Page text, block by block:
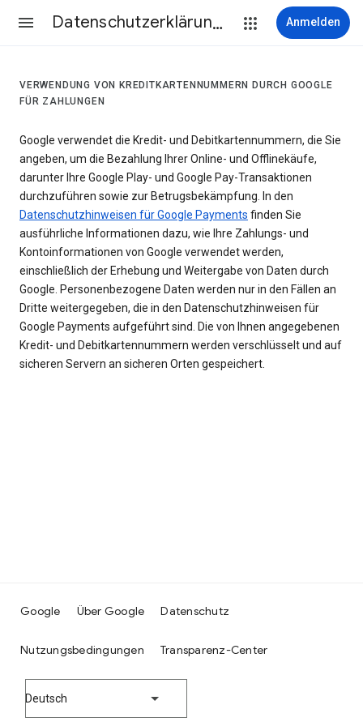
Datenschutzerklärung & Nutzungsbedingungen Anmelden
VERWENDUNG VON KREDITKARTENNUMMERN DURCH GOOGLE
FÜR ZAHLUNGEN
Google verwendet die Kredit- und Debitkartennummern, die Sie
angeben, um die Bezahlung Ihrer Online- und Offlinekäufe,
darunter Ihre Google Play- und Google Pay-Transaktionen
durchzuführen sowie zur Betrugsbekämpfung. In den
Datenschutzhinweisen für Google Payments finden Sie
ausführliche Informationen dazu, wie Ihre Zahlungs- und
Kontoinformationen von Google verwendet werden,
einschließlich der Erhebung und Weitergabe von Daten durch
Google. Personenbezogene Daten werden nur in den Fällen an
Dritte weitergegeben, die in den Datenschutzhinweisen für
Google Payments aufgeführt sind. Die von Ihnen angegebenen
Kredit- und Debitkartennummern werden verschlüsselt und auf
sicheren Servern an sicheren Orten gespeichert.
Google Über Google Datenschutz
Nutzungsbedingungen Transparenz-Center
Deutsch